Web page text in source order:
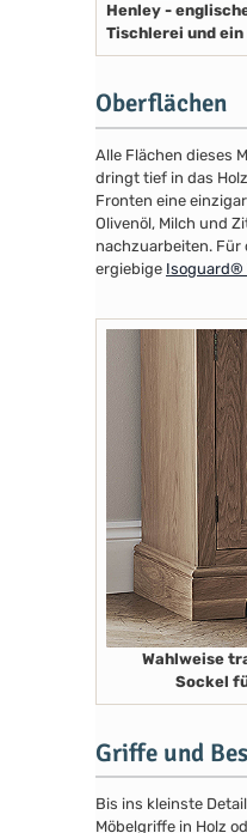
Henley -
Tischlerei und
Oberflächen
Alle Flächen dieses
dringt tief in das
Fronten eine
Olivenöl, Milch und
nachzuarbeiten. Für
ergiebige Isoguard®
Wahlweise
Sockel
Griffe und
Bis ins kleinste
Möbelgriffe in Holz